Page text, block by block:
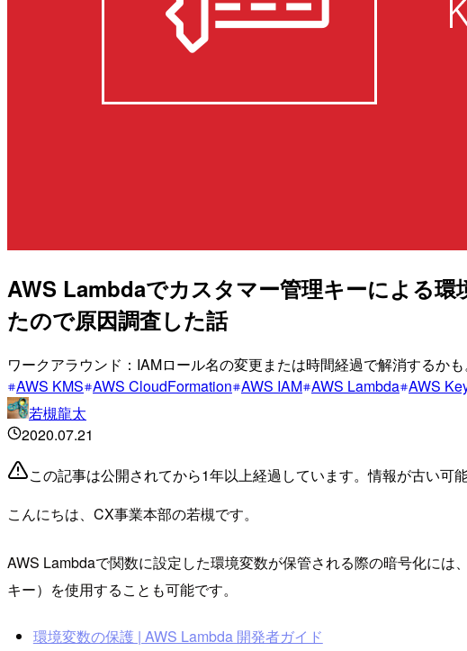
AWS Lambdaでカスタマー管理キーによる
たので原因調査した話
ワークアラウンド：IAMロール名の変更または時間経過で解消するかも
AWS KMS AWS CloudFormation AWS IAM AWS Lambda AWS
若槻龍太
2020.07.21
この記事は公開されてから1年以上経過しています。情報が古い可
こんにちは、CX事業本部の若槻です。
AWS Lambdaで関数に設定した環境変数が保管される際の暗号化に
キー）を使用することも可能です。
環境変数の保護 | AWS Lambda 開発者ガイド